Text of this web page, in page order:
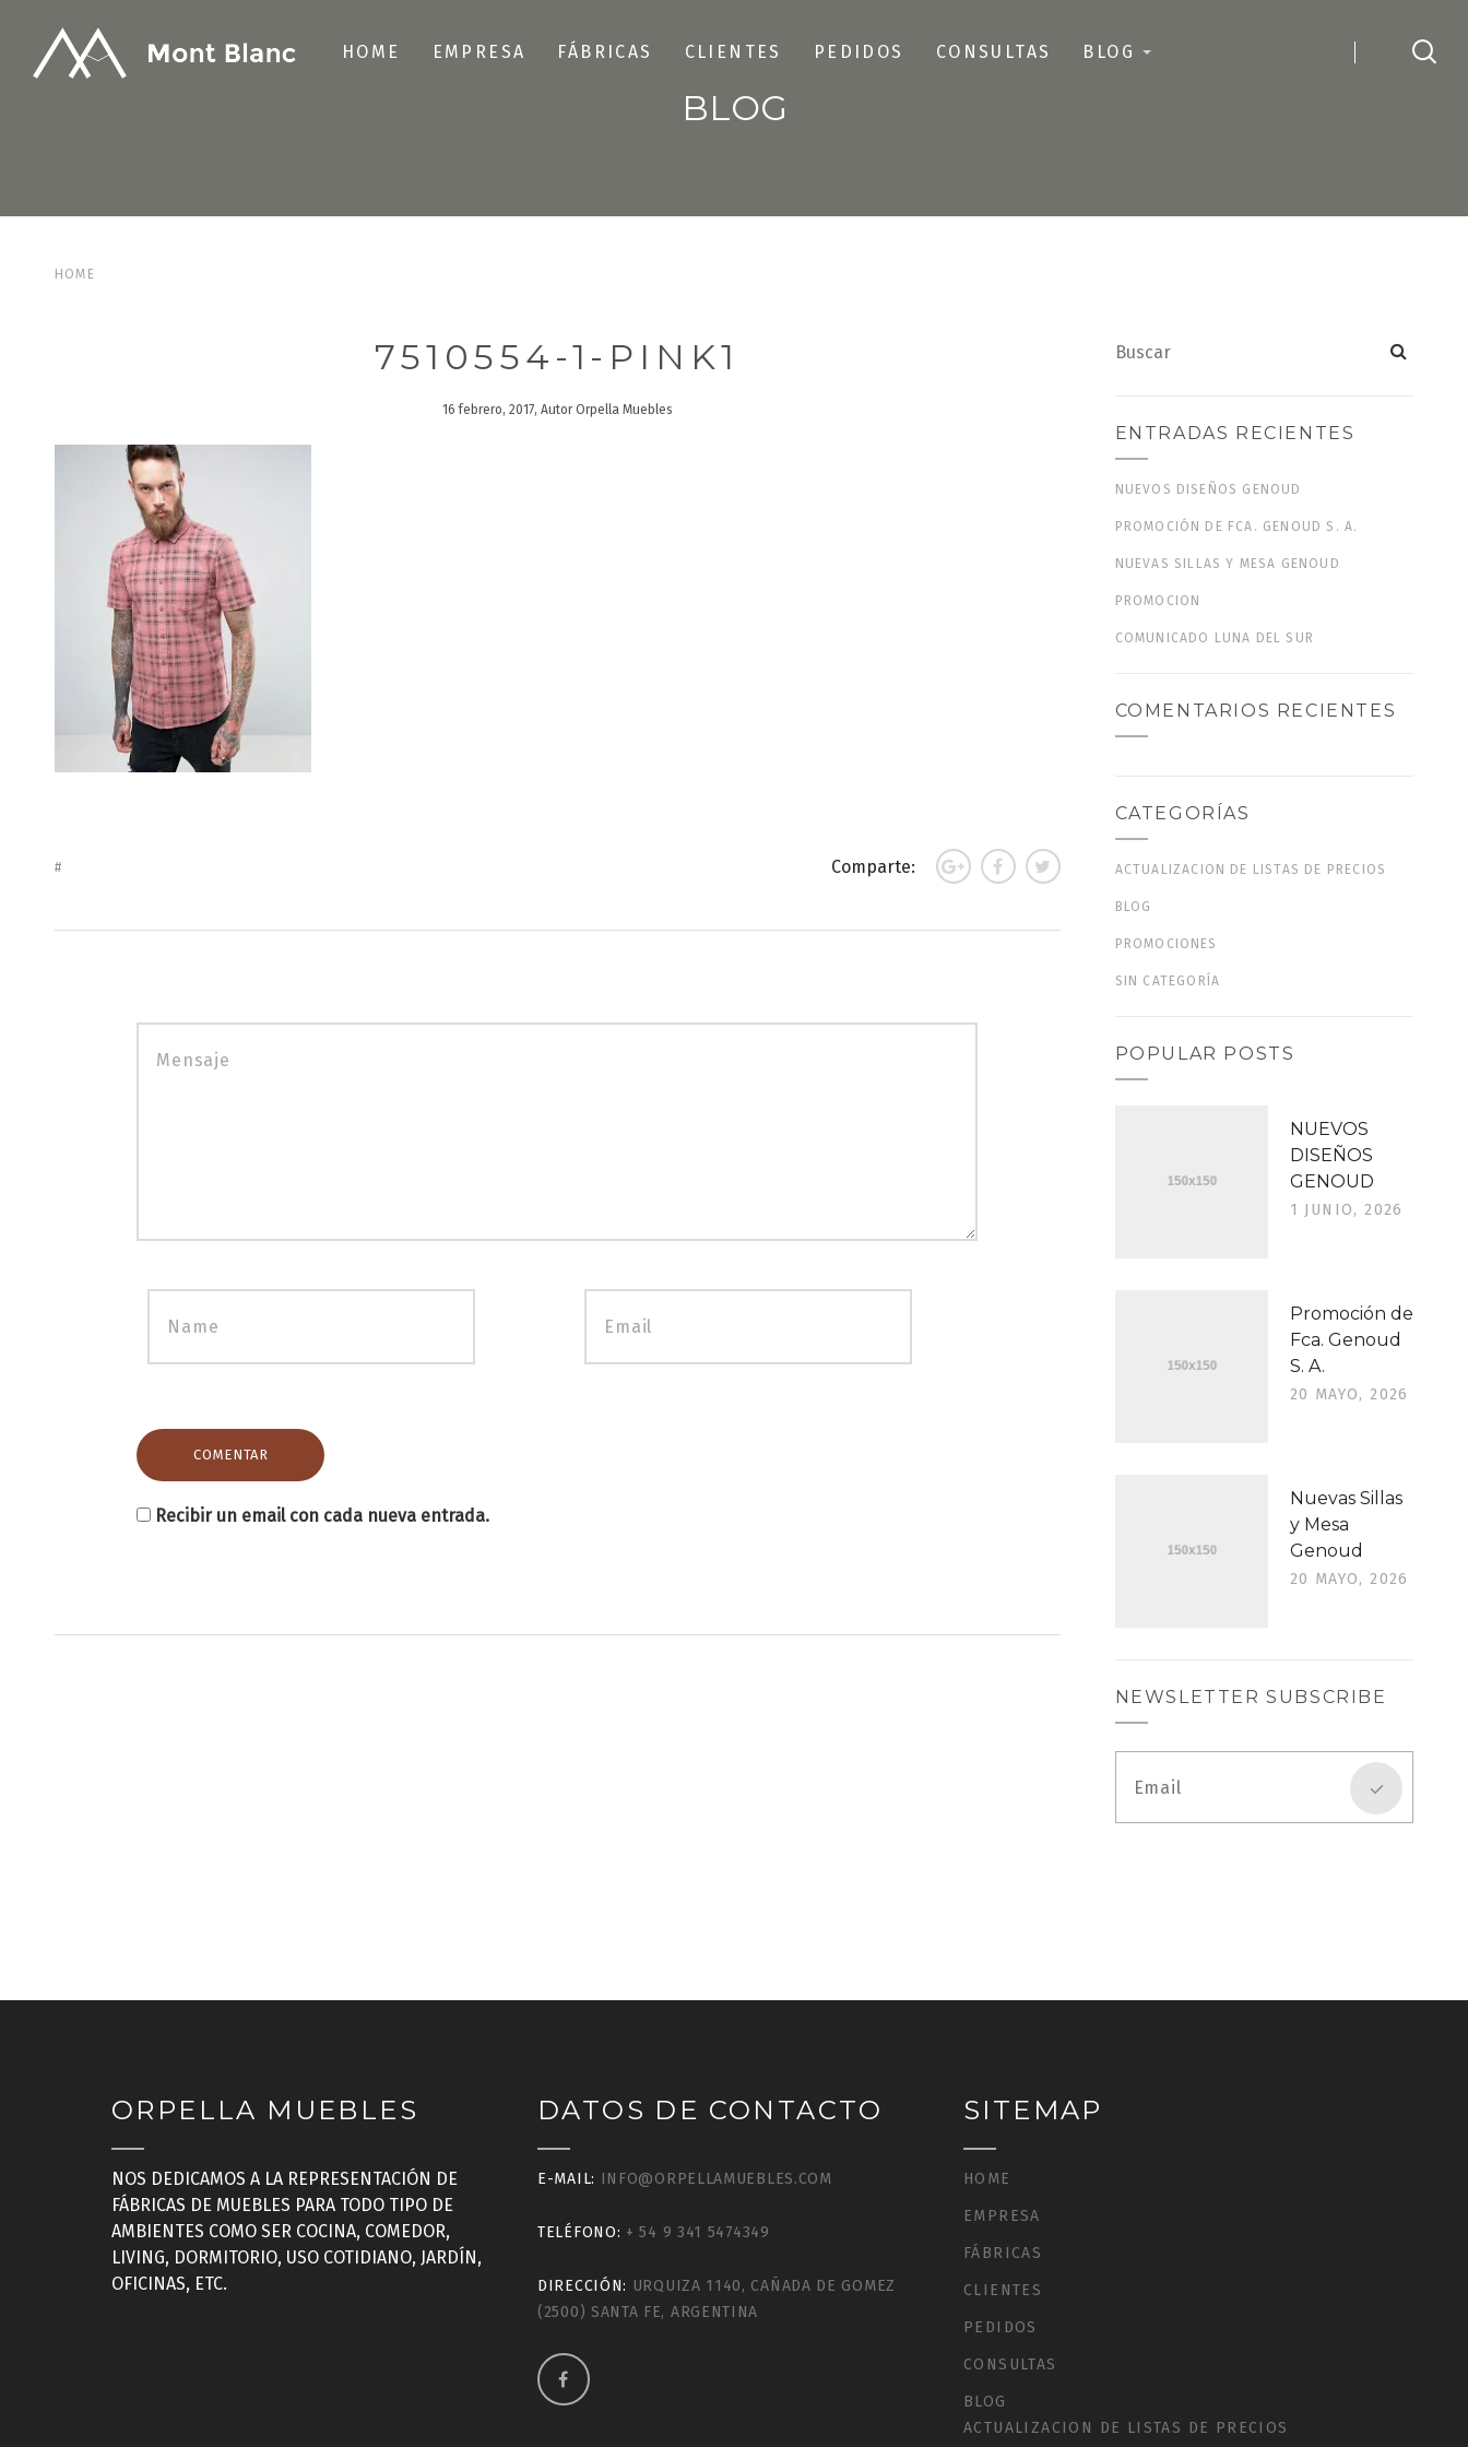
HOME EMPRESA FÁBRICAS CLIENTES PEDIDOS CONSULTAS BLOG
BLOG
HOME
7510554-1-PINK1
16 febrero, 2017, Autor Orpella Muebles
Comparte:
Recibir un email con cada nueva entrada.
ENTRADAS RECIENTES
NUEVOS DISEÑOS GENOUD
PROMOCIÓN DE FCA. GENOUD S. A.
NUEVAS SILLAS Y MESA GENOUD
PROMOCION
COMUNICADO LUNA DEL SUR
COMENTARIOS RECIENTES
CATEGORÍAS
ACTUALIZACION DE LISTAS DE PRECIOS
BLOG
PROMOCIONES
SIN CATEGORÍA
POPULAR POSTS
NUEVOS
DISEÑOS
GENOUD
1 JUNIO, 2026
Promoción de
Fca. Genoud
S. A.
20 MAYO, 2026
Nuevas Sillas
y Mesa
Genoud
20 MAYO, 2026
NEWSLETTER SUBSCRIBE
ORPELLA MUEBLES
NOS DEDICAMOS A LA REPRESENTACIÓN DE
FÁBRICAS DE MUEBLES PARA TODO TIPO DE
AMBIENTES COMO SER COCINA, COMEDOR,
LIVING, DORMITORIO, USO COTIDIANO, JARDÍN,
OFICINAS, ETC.
DATOS DE CONTACTO
E-MAIL: INFO@ORPELLAMUEBLES.COM
TELÉFONO: + 54 9 341 5474349
DIRECCIÓN: URQUIZA 1140, CAÑADA DE GOMEZ
(2500) SANTA FE, ARGENTINA
SITEMAP
HOME
EMPRESA
FÁBRICAS
CLIENTES
PEDIDOS
CONSULTAS
BLOG
ACTUALIZACION DE LISTAS DE PRECIOS